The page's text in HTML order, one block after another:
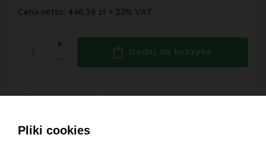
Cena netto: 446,34 zł + 23% VAT
+
Dodaj do koszyka
Czas wysyłki:1 dzień
Dostawy od: 15,00 zł
Pliki cookies